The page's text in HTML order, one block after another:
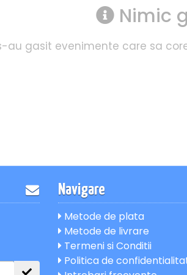
Nimic
au gasit evenimente care sa
Navigare
Metode de plata
Metode de livrare
Termeni si Conditii
Politica de